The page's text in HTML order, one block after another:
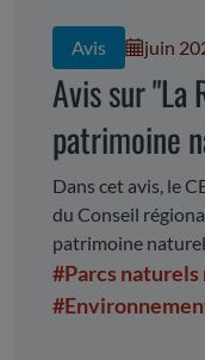
Avis juin
Avis sur "La
patrimoine
Dans cet avis, le
du Conseil
patrimoine
#Parcs